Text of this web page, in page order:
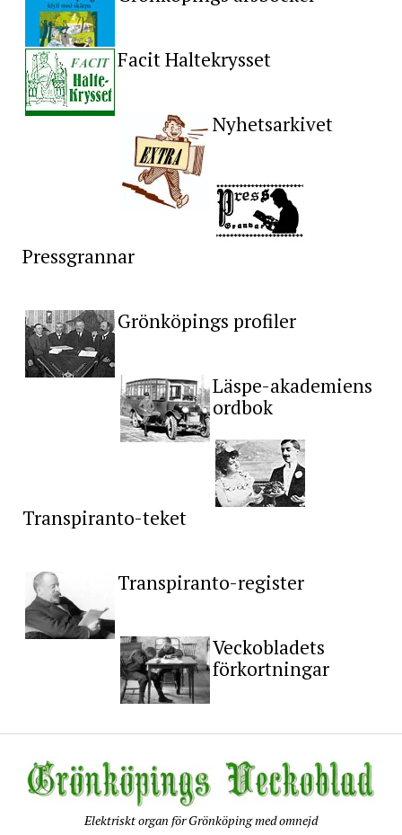
Facit Haltekrysset
Nyhetsarkivet
Pressgrannar
Grönköpings profiler
Läspe-akademiens
ordbok
Transpiranto-teket
Transpiranto-register
Veckobladets
förkortningar
Elektriskt organ för Grönköping med omnejd